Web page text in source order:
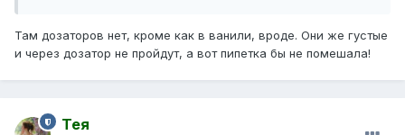
Там дозаторов нет, кроме как в ванили, вроде. Они же густые
и через дозатор не пройдут, а вот пипетка бы не помешала!
Тея